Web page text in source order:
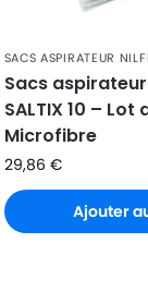
SACS ASPIRATEUR
Sacs aspirateur
SALTIX 10 – Lot
Microfibre
29,86 €
Ajouter